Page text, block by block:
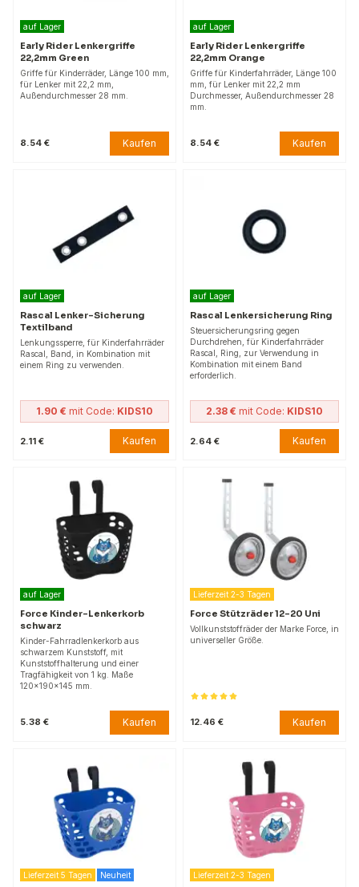
auf Lager
Early Rider Lenkergriffe
22,2mm Green
Griffe für Kinderräder, Länge 100 mm,
für Lenker mit 22,2 mm,
Außendurchmesser 28 mm.
8.54 € Kaufen
auf Lager
Early Rider Lenkergriffe
22,2mm Orange
Griffe für Kinderfahrräder, Länge 100
mm, für Lenker mit 22,2 mm
Durchmesser, Außendurchmesser 28
mm.
8.54 € Kaufen
auf Lager
Rascal Lenker-Sicherung
Textilband
Lenkungssperre, für Kinderfahrräder
Rascal, Band, in Kombination mit
einem Ring zu verwenden.
1.90 € mit Code: KIDS10
2.11 € Kaufen
auf Lager
Rascal Lenkersicherung Ring
Steuersicherungsring gegen
Durchdrehen, für Kinderfahrräder
Rascal, Ring, zur Verwendung in
Kombination mit einem Band
erforderlich.
2.38 € mit Code: KIDS10
2.64 € Kaufen
auf Lager
Force Kinder-Lenkerkorb
schwarz
Kinder-Fahrradlenkerkorb aus
schwarzem Kunststoff, mit
Kunststoffhalterung und einer
Tragfähigkeit von 1 kg. Maße
120×190×145 mm.
5.38 € Kaufen
Lieferzeit 2-3 Tagen
Force Stützräder 12-20 Uni
Vollkunststoffräder der Marke Force, in
universeller Größe.
12.46 € Kaufen
Lieferzeit 5 Tagen Neuheit Lieferzeit 2-3 Tagen